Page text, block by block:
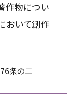
作物につい
おいて創作
条の二